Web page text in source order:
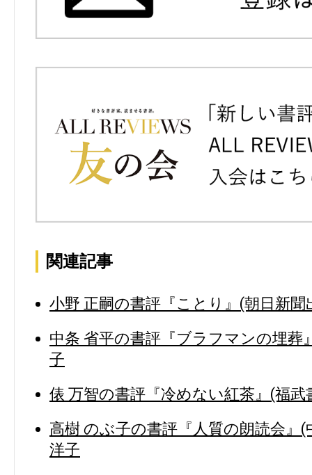
関連記事
小野 正嗣の書評『ことり』(朝日新聞
中条 省平の書評『ブラフマンの埋葬
子
俵 万智の書評『冷めない紅茶』(福武
高樹 のぶ子の書評『人質の朗読会』
洋子